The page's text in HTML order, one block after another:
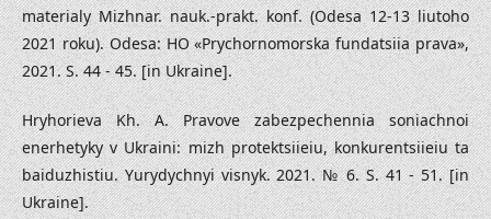
materialy Mizhnar. nauk.-prakt. konf. (Odesa 12-13 liutoho
2021 roku). Odesa: HO «Prychornomorska fundatsiia prava»,
2021. S. 44 - 45. [in Ukraine].
Hryhorieva Kh. A. Pravove zabezpechennia soniachnoi
enerhetyky v Ukraini: mizh protektsiieiu, konkurentsiieiu ta
baiduzhistiu. Yurydychnyi visnyk. 2021. № 6. S. 41 - 51. [in
Ukraine].